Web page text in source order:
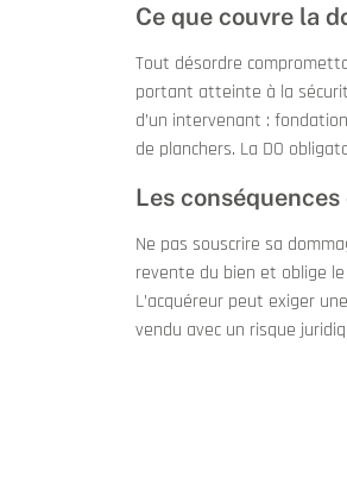
Ce que couvre la
Tout désordre
portant atteinte à la
d’un intervenant :
de planchers. La DO
Les
Ne pas souscrire sa
revente du bien et oblige
L’acquéreur peut exiger
vendu avec un risque